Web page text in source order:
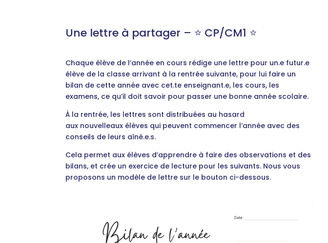
Une lettre à partager – ⭐️ CP/CM1 ⭐️
Chaque élève de l’année en cours rédige une lettre pour un.e futur.e
élève de la classe arrivant à la rentrée suivante, pour lui faire un
bilan de cette année avec cet.te enseignant.e, les cours, les
examens, ce qu’il doit savoir pour passer une bonne année scolaire.
À la rentrée, les lettres sont distribuées au hasard
aux nouvelleaux élèves qui peuvent commencer l’année avec des
conseils de leurs aîné.e.s.
Cela permet aux élèves d’apprendre à faire des observations et des
bilans, et crée un exercice de lecture pour les suivants. Nous vous
proposons un modèle de lettre sur le bouton ci-dessous.